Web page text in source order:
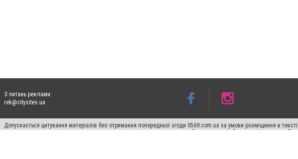
З питань реклами:
rek@citysites.ua
Допускається цитування матеріалів без отримання попередньої згоди 0569.com.ua за умови розміщення в
пошукових систем гіперпосилання на цитовані статті не нижче другого абзацу в тексті або в якості джерела.